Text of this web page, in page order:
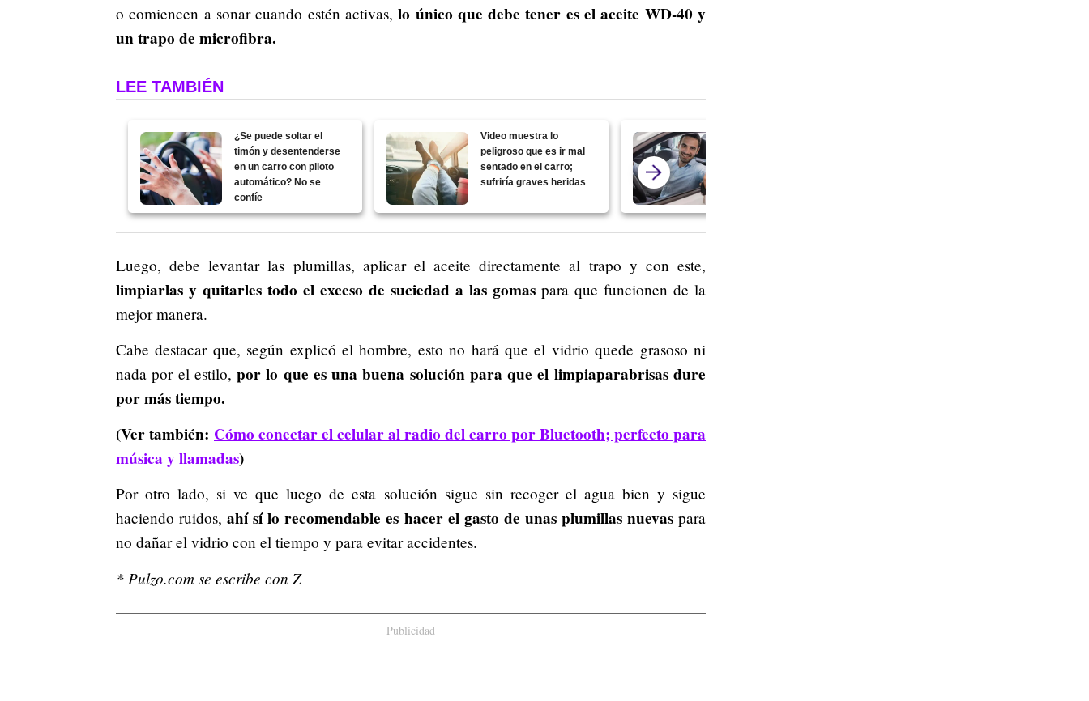
o comiencen a sonar cuando estén activas,lo único que debe tener es el aceite WD-40 y
un trapo de microfibra.
LEE TAMBIÉN
¿Se puede soltar el
timón y desentenderse
en un carro con piloto
automático? No se
confíe
Video muestra lo
peligroso que es ir mal
sentado en el carro;
sufriría graves heridas
Luego, debe levantar las plumillas, aplicar el aceite directamente al trapo y con este,
limpiarlas y quitarles todo el exceso de suciedad a las gomas para que funcionen de la
mejor manera.
Cabe destacar que, según explicó el hombre, esto no hará que el vidrio quede grasoso ni
nada por el estilo,por lo que es una buena solución para que el limpiaparabrisas dure
por más tiempo.
(Ver también: Cómo conectar el celular al radio del carro por Bluetooth; perfecto para
música y llamadas)
Por otro lado, si ve que luego de esta solución sigue sin recoger el agua bien y sigue
haciendo ruidos,ahí sí lo recomendable es hacer el gasto de unas plumillas nuevaspara
no dañar el vidrio con el tiempo y para evitar accidentes.
* Pulzo.com se escribe con Z
Publicidad